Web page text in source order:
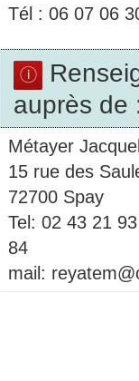
Tél : 06 07 06
auprès de
Métayer
15 rue des
72700 Spay
Tel: 02 43 21
84
mail: